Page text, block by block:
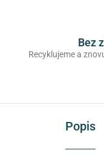
Bez
Recyklujeme a
Popis